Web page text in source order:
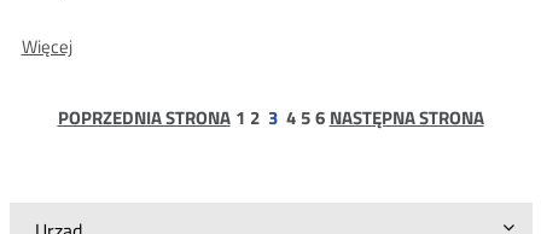
WięcejO:
decyzji
Starosty
ograniczenia
POPRZEDNIA STRONA strona
1 strona
2 3 strona
4strona
5strona
6 NASTĘPNA STRONA